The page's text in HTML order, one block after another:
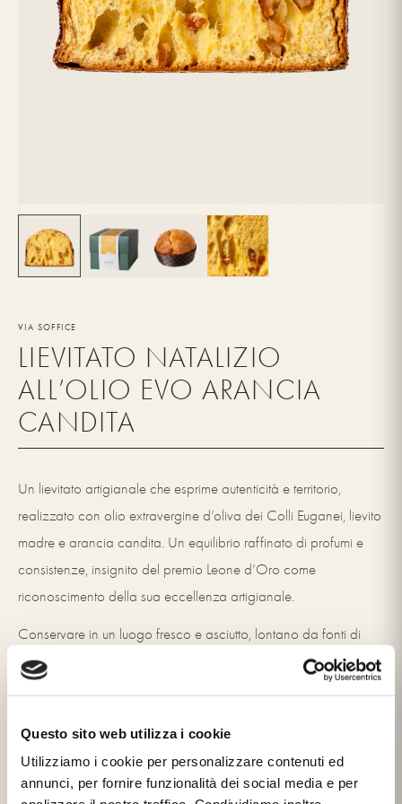
Questo sito web utilizza i cookie
Utilizziamo i cookie per personalizzare contenuti ed
annunci, per fornire funzionalità dei social media e per
VIA SOFFICE
LIEVITATO NATALIZIO
ALL’OLIO EVO ARANCIA
CANDITA
Un lievitato artigianale che esprime autenticità e territorio,
realizzato con olio extravergine d’oliva dei Colli Euganei, lievito
madre e arancia candita. Un equilibrio raffinato di profumi e
consistenze, insignito del premio Leone d’Oro come
riconoscimento della sua eccellenza artigianale.
Conservare in un luogo fresco e asciutto, lontano da fonti di
calore. Una volta aperto consumare entro 5 giorni.
Formato:750 g
INGREDIENTI